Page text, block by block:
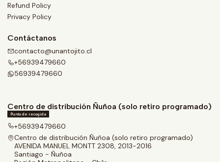
Refund Policy
Privacy Policy
Contáctanos
contacto@unantojito.cl
+56939479660
56939479660
Centro de distribución Ñuñoa (solo retiro programado)
Punto de recogida
+56939479660
Centro de distribución Ñuñoa (solo retiro programado)
AVENIDA MANUEL MONTT 2308, 2013-2016
Santiago - Ñuñoa